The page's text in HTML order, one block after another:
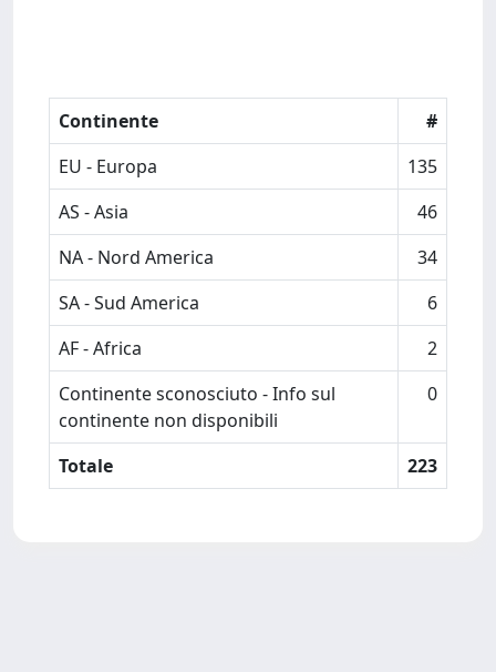
Continente
#
EU - Europa
135
AS - Asia
46
NA - Nord America
34
SA - Sud America
6
AF - Africa
2
Continente sconosciuto - Info sul
continente non disponibili
0
Totale 223